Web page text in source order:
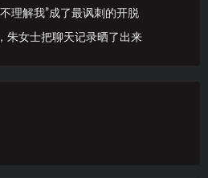
理解我”成了最讽刺的开脱
朱女士把聊天记录晒了出来